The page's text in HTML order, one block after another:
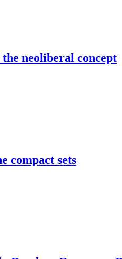
neoliberal concept
compact sets